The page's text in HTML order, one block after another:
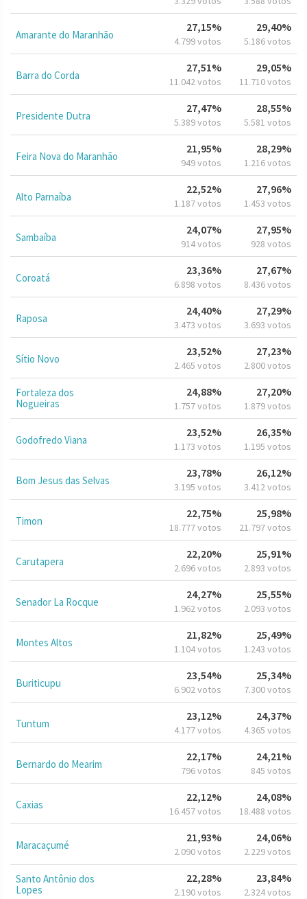
Amarante do Maranhão
27,15%
4.799 votos
29,40%
5.186 votos
Barra do Corda
27,51%
11.042 votos
29,05%
11.710 votos
Presidente Dutra
27,47%
5.389 votos
28,55%
5.581 votos
Feira Nova do Maranhão
21,95%
949 votos
28,29%
1.216 votos
Alto Parnaíba
22,52%
1.187 votos
27,96%
1.453 votos
Sambaíba
24,07%
914 votos
27,95%
928 votos
Coroatá
23,36%
6.898 votos
27,67%
8.436 votos
Raposa
24,40%
3.473 votos
27,29%
3.693 votos
Sítio Novo
23,52%
2.465 votos
27,23%
2.800 votos
Fortaleza dos
Nogueiras
24,88%
1.757 votos
27,20%
1.879 votos
Godofredo Viana
23,52%
1.173 votos
26,35%
1.195 votos
Bom Jesus das Selvas
23,78%
3.195 votos
26,12%
3.412 votos
Timon
22,75%
18.777 votos
25,98%
21.797 votos
Carutapera
22,20%
2.696 votos
25,91%
2.893 votos
Senador La Rocque
24,27%
1.962 votos
25,55%
2.093 votos
Montes Altos
21,82%
1.104 votos
25,49%
1.243 votos
Buriticupu
23,54%
6.902 votos
25,34%
7.300 votos
Tuntum
23,12%
4.177 votos
24,37%
4.365 votos
Bernardo do Mearim
22,17%
796 votos
24,21%
845 votos
Caxias
22,12%
16.457 votos
24,08%
18.488 votos
Maracaçumé
21,93%
2.090 votos
24,06%
2.229 votos
Santo Antônio dos
Lopes
22,28%
2.190 votos
23,84%
2.324 votos